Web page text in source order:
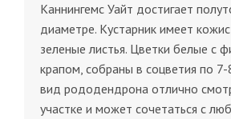
Каннингемс Уайт достигает
диаметре. Кустарник имеет
зеленые листья. Цветки белые с
крапом, собраны в соцветия по
вид рододендрона отлично
участке и может сочетаться с